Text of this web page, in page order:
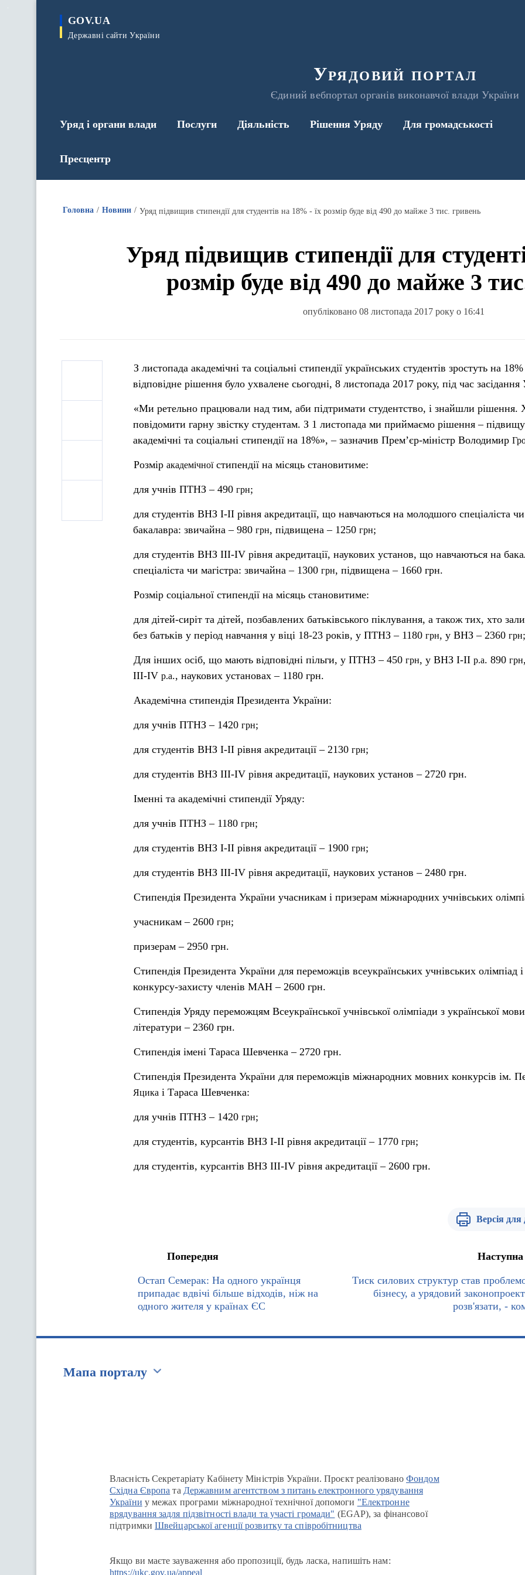
GOV.UA
Державні сайти України
Урядовий портал
Єдиний вебпортал органів виконавчої влади України
Уряд і органи влади Послуги Діяльність Рішення Уряду Для громадськості
Пресцентр
Головна Новини Уряд підвищив стипендії для студентів на 18% - їх розмір буде від 490 до майже 3 тис. гривень
Уряд підвищив стипендії для
розмір буде від 490 до майже 3
опубліковано 08 листопада 2017 року о 16:41
З листопада академічні та соціальні стипендії українських студентів зростуть на 18%
відповідне рішення було ухвалене сьогодні, 8 листопада 2017 року, під час засідання
«Ми ретельно працювали над тим, аби підтримати студентство, і знайшли рішення.
повідомити гарну звістку студентам. З 1 листопада ми приймаємо рішення –
академічні та соціальні стипендії на 18%», – зазначив Прем’єр-міністр Володимир
Розмір aкадемічноїстипендії на місяць становитиме:
для учнів ПТНЗ – 490 грн;
для студентів ВНЗ І-ІІ рівня акредитації, що навчаються на молодшого спеціаліста чи
бакалавра: звичайна – 980 грн, підвищена – 1250 грн;
для студентів ВНЗ ІІІ-ІV рівня акредитації, наукових установ, що навчаються на
спеціаліста чи магістра: звичайна – 1300 грн, підвищена – 1660 грн.
Розмір соціальної стипендії на місяць становитиме:
для дітей-сиріт та дітей, позбавлених батьківського піклування, а також тих, хто
без батьків у період навчання у віці 18-23 років, у ПТНЗ – 1180 грн, у ВНЗ – 2360 грн;
Для інших осіб, що мають відповідні пільги, у ПТНЗ – 450 грн, у ВНЗ І-ІІ р.а. 890 грн
ІІІ-ІV р.а., наукових установах – 1180 грн.
Академічна стипендія Президента України:
для учнів ПТНЗ – 1420 грн;
для студентів ВНЗ І-ІІ рівня акредитації – 2130 грн;
для студентів ВНЗ ІІІ-ІV рівня акредитації, наукових установ – 2720 грн.
Іменні та академічні стипендії Уряду:
для учнів ПТНЗ – 1180 грн;
для студентів ВНЗ І-ІІ рівня акредитації – 1900 грн;
для студентів ВНЗ ІІІ-ІV рівня акредитації, наукових установ – 2480 грн.
Стипендія Президента України учасникам і призерам міжнародних учнівських
учасникам – 2600 грн;
призерам – 2950 грн.
Стипендія Президента України для переможців всеукраїнських учнівських олімпіад і
конкурсу-захисту членів МАН – 2600 грн.
Стипендія Уряду переможцям Всеукраїнської учнівської олімпіади з української
літератури – 2360 грн.
Стипендія імені Тараса Шевченка – 2720 грн.
Стипендія Президента України для переможців міжнародних мовних конкурсів ім.
Яцика і Тараса Шевченка:
для учнів ПТНЗ – 1420 грн;
для студентів, курсантів ВНЗ І-ІІ рівня акредитації – 1770 грн;
для студентів, курсантів ВНЗ ІІІ-ІV рівня акредитації – 2600 грн.
Версія для
Попередня
Остап Семерак: На одного українця
припадає вдвічі більше відходів, ніж на
одного жителя у країнах ЄС
Наступна
Тиск силових структур став
бізнесу, а урядовий
розв'язати, -
Мапа порталу
Власність Секретаріату Кабінету Міністрів України. Проєкт реалізованоФондом
Східна Європа та Державним агентством з питань електронного урядування
України у межах програми міжнародної технічної допомоги "Електронне
врядування задля підзвітності влади та участі громади" (EGAP), за фінансової
підтримки Швейцарської агенції розвитку та співробітництва
Якщо ви маєте зауваження або пропозиції, будь ласка, напишіть нам:
https://ukc.gov.ua/appeal